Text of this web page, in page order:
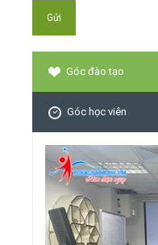
Góc đào tạo
Góc học viên